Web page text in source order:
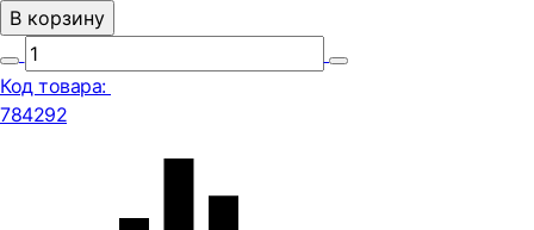
В корзину
Код товара:
784292